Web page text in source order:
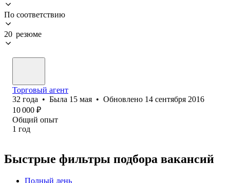
По соответствию
20 резюме
Торговый агент
32 года • Была 15 мая • Обновлено 14 сентября 2016
10 000 ₽
Общий опыт
1 год
Быстрые фильтры подбора вакансий
Полный день